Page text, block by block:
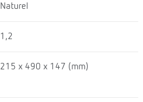
Naturel
1,2
215 x 490 x 147 (mm)